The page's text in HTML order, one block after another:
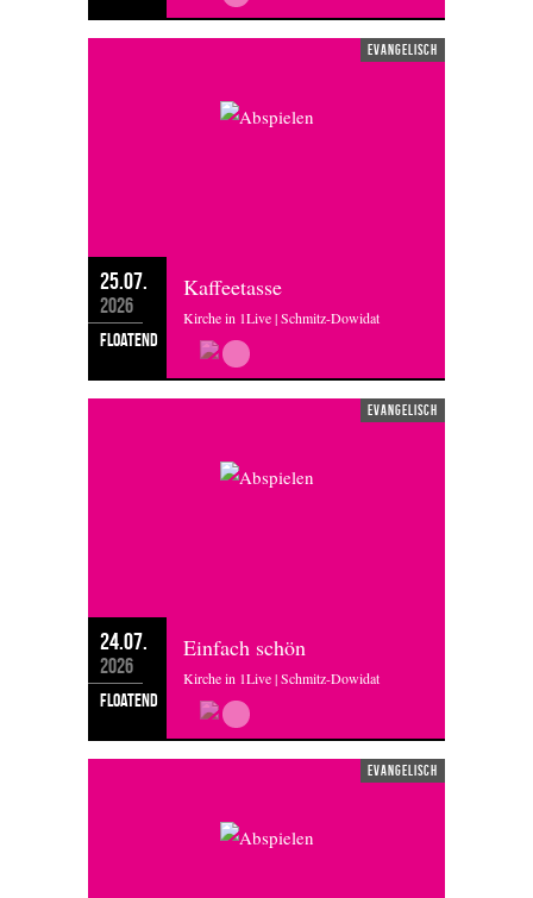
evangelisch
25.07.
2026
floatend
Kaffeetasse
Kirche in 1Live | Schmitz-Dowidat
evangelisch
24.07.
2026
floatend
Einfach schön
Kirche in 1Live | Schmitz-Dowidat
evangelisch